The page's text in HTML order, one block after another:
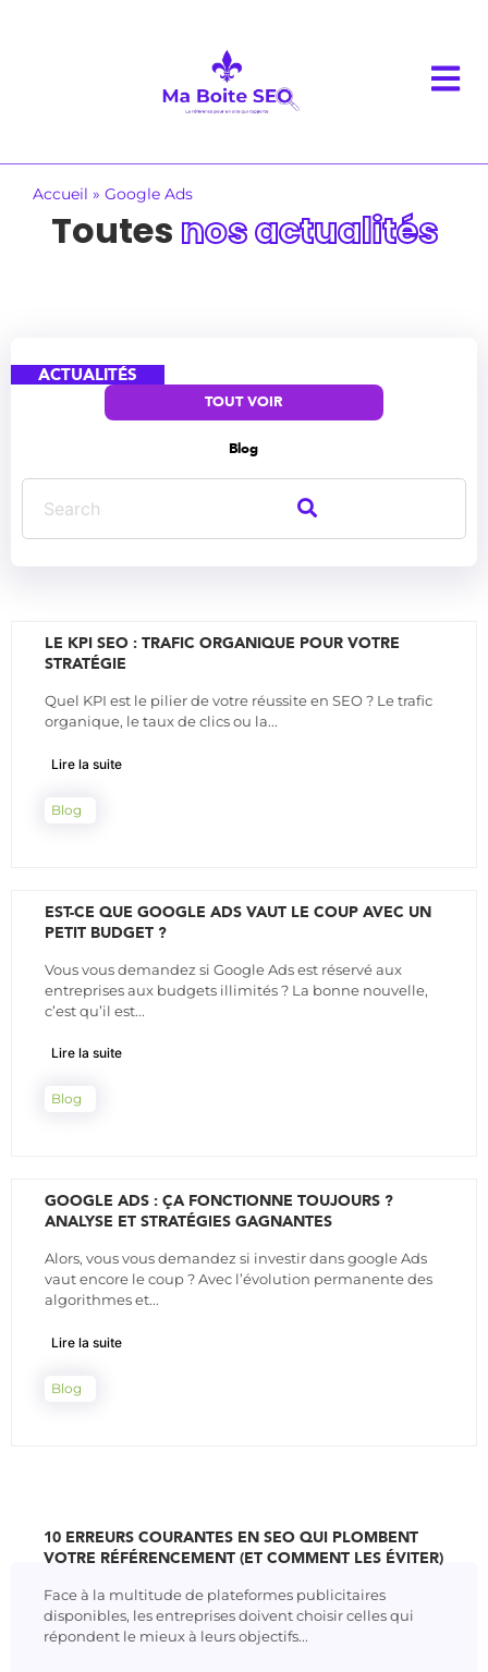
Accueil » Google Ads
Toutes nos actualités
ACTUALITÉS
TOUT VOIR
Blog
LE KPI SEO : TRAFIC ORGANIQUE POUR VOTRE
STRATÉGIE
Quel KPI est le pilier de votre réussite en SEO ? Le trafic
organique, le taux de clics ou la...
Lire la suite
Blog
EST-CE QUE GOOGLE ADS VAUT LE COUP AVEC UN
PETIT BUDGET ?
Vous vous demandez si Google Ads est réservé aux
entreprises aux budgets illimités ? La bonne nouvelle,
c’est qu’il est...
Lire la suite
Blog
GOOGLE ADS : ÇA FONCTIONNE TOUJOURS ?
ANALYSE ET STRATÉGIES GAGNANTES
Alors, vous vous demandez si investir dans google Ads
vaut encore le coup ? Avec l’évolution permanente des
algorithmes et...
Lire la suite
Blog
10 ERREURS COURANTES EN SEO QUI PLOMBENT
VOTRE RÉFÉRENCEMENT (ET COMMENT LES ÉVITER)
Face à la multitude de plateformes publicitaires
disponibles, les entreprises doivent choisir celles qui
répondent le mieux à leurs objectifs...